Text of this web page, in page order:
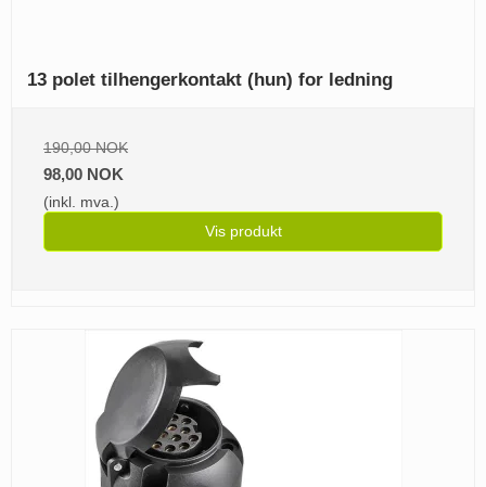
13 polet tilhengerkontakt (hun) for ledning
190,00 NOK
98,00 NOK
(inkl. mva.)
Vis produkt